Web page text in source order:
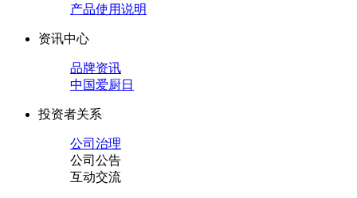
产品使用说明
资讯中心
品牌资讯
中国爱厨日
投资者关系
公司治理
公司公告
互动交流